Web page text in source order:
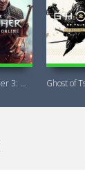
The Witcher 3: Wild Hunt Witcher Online